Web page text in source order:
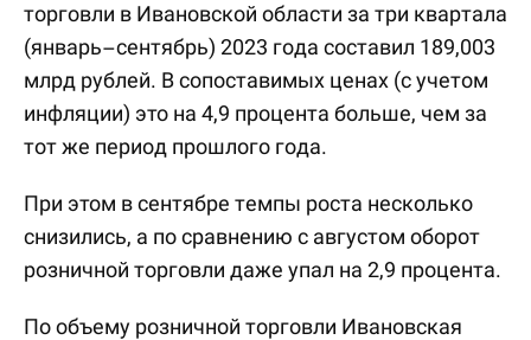
торговли в Ивановской области за три квартала
(январь–сентябрь) 2023 года составил 189,003
млрд рублей. В сопоставимых ценах (с учетом
инфляции) это на 4,9 процента больше, чем за
тот же период прошлого года.
При этом в сентябре темпы роста несколько
снизились, а по сравнению с августом оборот
розничной торговли даже упал на 2,9 процента.
По объему розничной торговли Ивановская